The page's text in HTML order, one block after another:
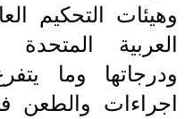
وهيئات التحكيم
العربية
ودرجاتها وما
اجراءات والطعن